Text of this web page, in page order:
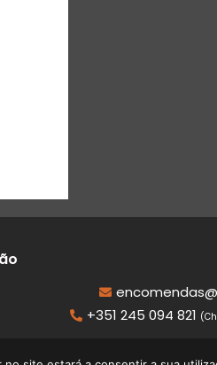
+351 245 094 821